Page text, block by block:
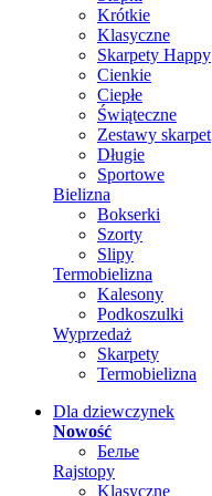
Krótkie
Klasyczne
Skarpety Happy
Cienkie
Ciepłe
Świąteczne
Zestawy skarpet
Długie
Sportowe
Bielizna
Bokserki
Szorty
Slipy
Termobielizna
Kalesony
Podkoszulki
Wyprzedaż
Skarpety
Termobielizna
Dla dziewczynek
Nowość
Белье
Rajstopy
Klasyczne